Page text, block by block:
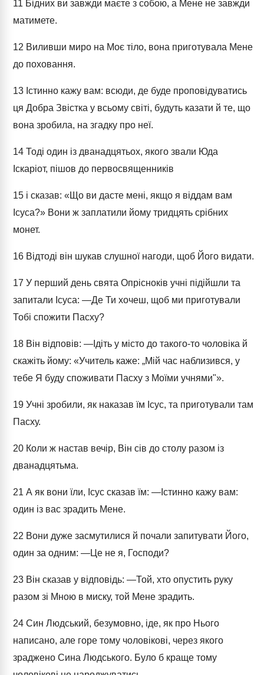
11 Бідних ви завжди маєте з собою, а Мене не завжди
матимете.
12 Виливши миро на Моє тіло, вона приготувала Мене
до поховання.
13 Істинно кажу вам: всюди, де буде проповідуватись
ця Добра Звістка у всьому світі, будуть казати й те, що
вона зробила, на згадку про неї.
14 Тоді один із дванадцятьох, якого звали Юда
Іскаріот, пішов до первосвященників
15 і сказав: «Що ви дасте мені, якщо я віддам вам
Ісуса?» Вони ж заплатили йому тридцять срібних
монет.
16 Відтоді він шукав слушної нагоди, щоб Його видати.
17 У перший день свята Опрісноків учні підійшли та
запитали Ісуса: ―Де Ти хочеш, щоб ми приготували
Тобі спожити Пасху?
18 Він відповів: ―Ідіть у місто до такого-то чоловіка й
скажіть йому: «Учитель каже: „Мій час наблизився, у
тебе Я буду споживати Пасху з Моїми учнями"».
19 Учні зробили, як наказав їм Ісус, та приготували там
Пасху.
20 Коли ж настав вечір, Він сів до столу разом із
дванадцятьма.
21 А як вони їли, Ісус сказав їм: ―Істинно кажу вам:
один із вас зрадить Мене.
22 Вони дуже засмутилися й почали запитувати Його,
один за одним: ―Це не я, Господи?
23 Він сказав у відповідь: ―Той, хто опустить руку
разом зі Мною в миску, той Мене зрадить.
24 Син Людський, безумовно, іде, як про Нього
написано, але горе тому чоловікові, через якого
зраджено Сина Людського. Було б краще тому